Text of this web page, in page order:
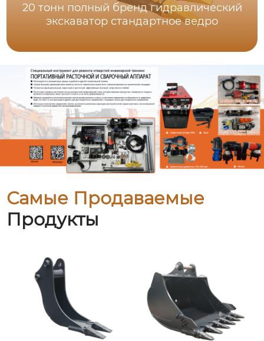
20 тонн полный бренд гидравлический
экскаватор стандартное ведро
Самые Продаваемые
Продукты